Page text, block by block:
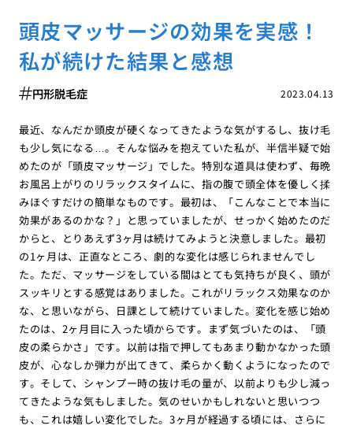
頭皮マッサージの効果を実感！
私が続けた結果と感想
2023.04.13
円形脱毛症
最近、なんだか頭皮が硬くなってきたような気がするし、抜け毛
も少し気になる…。そんな悩みを抱えていた私が、半信半疑で始
めたのが「頭皮マッサージ」でした。特別な道具は使わず、毎晩
お風呂上がりのリラックスタイムに、指の腹で頭全体を優しく揉
みほぐすだけの簡単なものです。最初は、「こんなことで本当に
効果があるのかな？」と思っていましたが、せっかく始めたのだ
からと、とりあえず3ヶ月は続けてみようと決意しました。最初
の1ヶ月は、正直なところ、劇的な変化は感じられませんでし
た。ただ、マッサージをしている間はとても気持ちが良く、頭が
スッキリとする感覚はありました。これがリラックス効果なのか
な、と思いながら、日課として続けていました。変化を感じ始め
たのは、2ヶ月目に入った頃からです。まず気づいたのは、「頭
皮の柔らかさ」です。以前は指で押してもあまり動かなかった頭
皮が、心なしか弾力が出てきて、柔らかく動くようになったので
す。そして、シャンプー時の抜け毛の量が、以前よりも少し減っ
てきたような気もしました。気のせいかもしれないと思いつつ
も、これは嬉しい変化でした。3ヶ月が経過する頃には、さらに